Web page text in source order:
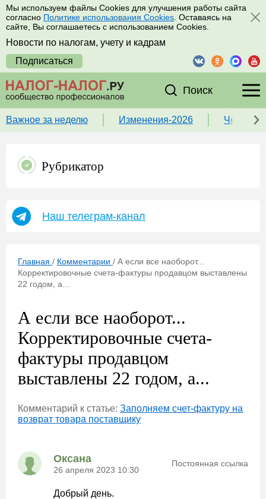
Мы используем файлы Cookies для улучшения работы сайта
согласно Политике использования Cookies . Оставаясь на
сайте, Вы соглашаетесь с использованием Cookies.
Новости по налогам, учету и кадрам
Подписаться
Поиск
Важное за неделю Изменения-2026 Чек-
Рубрикатор
Наш телеграм-канал
Главная / Комментарии / А если все наоборот...
Корректировочные счета-фактуры продавцом выставлены
22 годом, а...
А если все наоборот...
Корректировочные счета-
фактуры продавцом
выставлены 22 годом, а...
Комментарий к статье: Заполняем счет-фактуру на
возврат товара поставщику
Оксана
26 апреля 2023 10:30
Постоянная ссылка
Добрый день.